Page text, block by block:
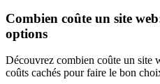
Combien coûte un site
options
Découvrez combien coûte un site
coûts cachés pour faire le bon